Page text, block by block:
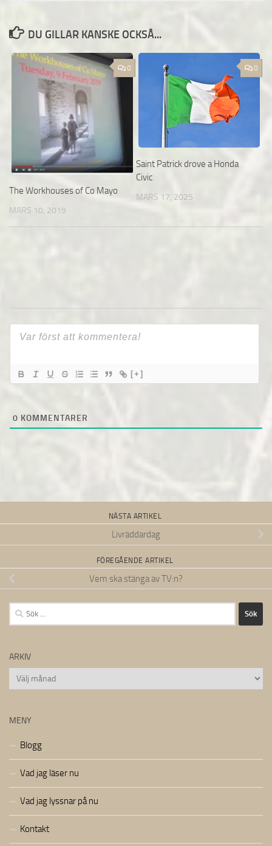
DU GILLAR KANSKE OCKSÅ...
0
The Workhouses of Co Mayo
MARS 10, 2019
0
Saint Patrick drove a Honda
Civic
MARS 17, 2025
[+]
0 KOMMENTARER
NÄSTA ARTIKEL
Livräddardag
FÖREGÅENDE ARTIKEL
Vem ska stänga av TV:n?
Sök
efter:
ARKIV
Arkiv
MENY
Blogg
Vad jag läser nu
Vad jag lyssnar på nu
Kontakt